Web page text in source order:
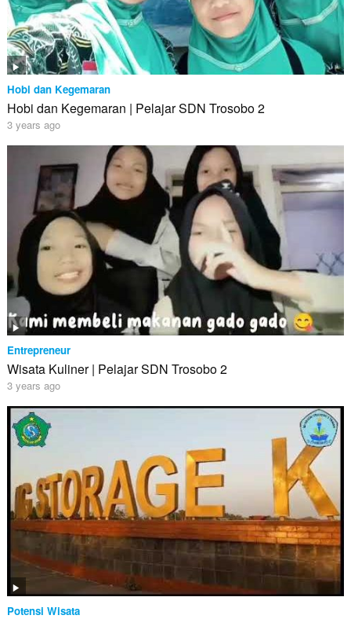
Hobi dan Kegemaran
Hobi dan Kegemaran | Pelajar SDN Trosobo 2
3 years ago
Entrepreneur
Wisata Kuliner | Pelajar SDN Trosobo 2
3 years ago
Potensi Wisata